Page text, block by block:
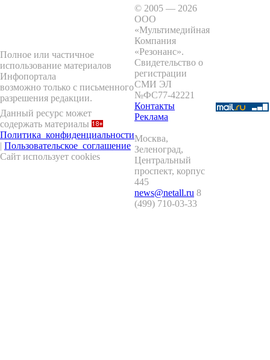
Полное или частичное
использование материалов
Инфопортала
возможно только с письменного
разрешения редакции.
Данный ресурс может
содержать материалы
Политика_конфиденциальности
| Пользовательское_соглашение
Сайт использует cookies
© 2005 — 2026
ООО
«Мультимедийная
Компания
«Резонанс».
Свидетельство о
регистрации
СМИ ЭЛ
№ФС77-42221
Контакты
Реклама
Москва,
Зеленоград,
Центральный
проспект, корпус
445
news@netall.ru 8
(499) 710-03-33